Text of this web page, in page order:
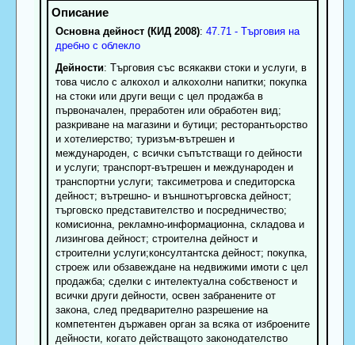
Основна дейност (КИД 2008): 47.71 - Търговия на
дребно с облекло
Дейности: Търговия със всякакви стоки и услуги, в
това число с алкохол и алкохолни напитки; покупка
на стоки или други вещи с цел продажба в
първоначален, преработен или обработен вид;
разкриване на магазини и бутици; ресторантьорство
и хотелиерство; туризъм-вътрешен и
международен, с всички съпътстващи го дейности
и услуги; транспорт-вътрешен и международен и
транспортни услуги; таксиметрова и спедиторска
дейност; вътрешно- и външнотърговска дейност;
търговско представителство и посредничество;
комисионна, рекламно-информационна, складова и
лизингова дейност; строителна дейност и
строителни услуги;консултантска дейност; покупка,
строеж или обзавеждане на недвижими имоти с цел
продажба; сделки с интелектуална собственост и
всички други дейности, освен забранените от
закона, след предварително разрешение на
компетентен държавен орган за всяка от изброените
дейности, когато действащото законодателство